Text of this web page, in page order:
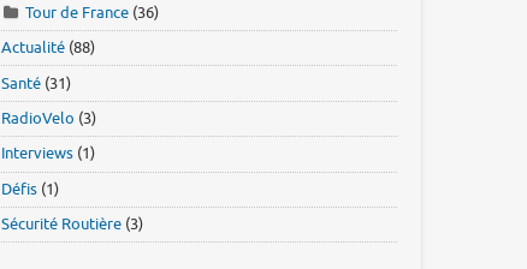
Tour de France (36)
Actualité (88)
Santé (31)
RadioVelo (3)
Interviews (1)
Défis (1)
Sécurité Routière (3)